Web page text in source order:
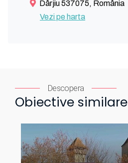
Dârjiu 537075, România
Vezi pe harta
Descopera
Obiective similare